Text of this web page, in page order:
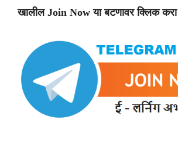
खालील Join Now या बटणावर क्लिक करा